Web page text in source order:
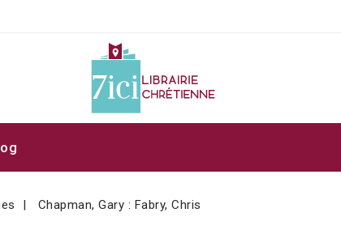
Chapman, Gary : Fabry, Chris